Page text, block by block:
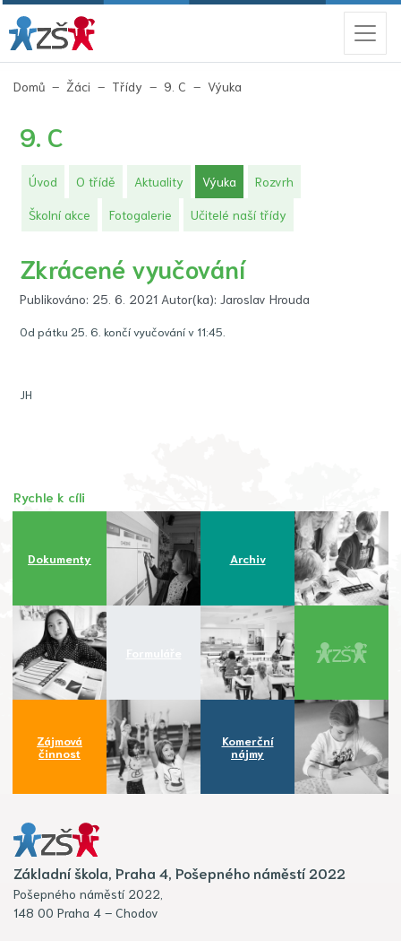
Domů Žáci Třídy 9. C Výuka
9. C
Úvod O třídě Aktuality Výuka(aktuální)
Rozvrh
Školní akce Fotogalerie Učitelé naší třídy
Zkrácené vyučování
Publikováno: 25. 6. 2021 Autor(ka): Jaroslav Hrouda
Od pátku 25. 6. končí vyučování v 11:45.
JH
Rychle k cíli
Dokumenty Archiv
Zájmová
činnost
Komerční
nájmy
Základní škola, Praha 4, Pošepného náměstí 2022
Pošepného náměstí 2022,
148 00 Praha 4 – Chodov